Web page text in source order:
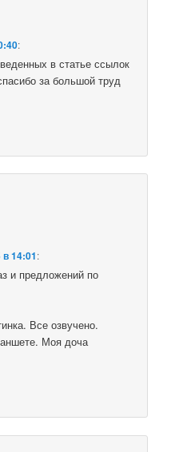
:
в статье ссылок
за большой труд
14:01:
и предложений по
Все озвучено.
Моя доча